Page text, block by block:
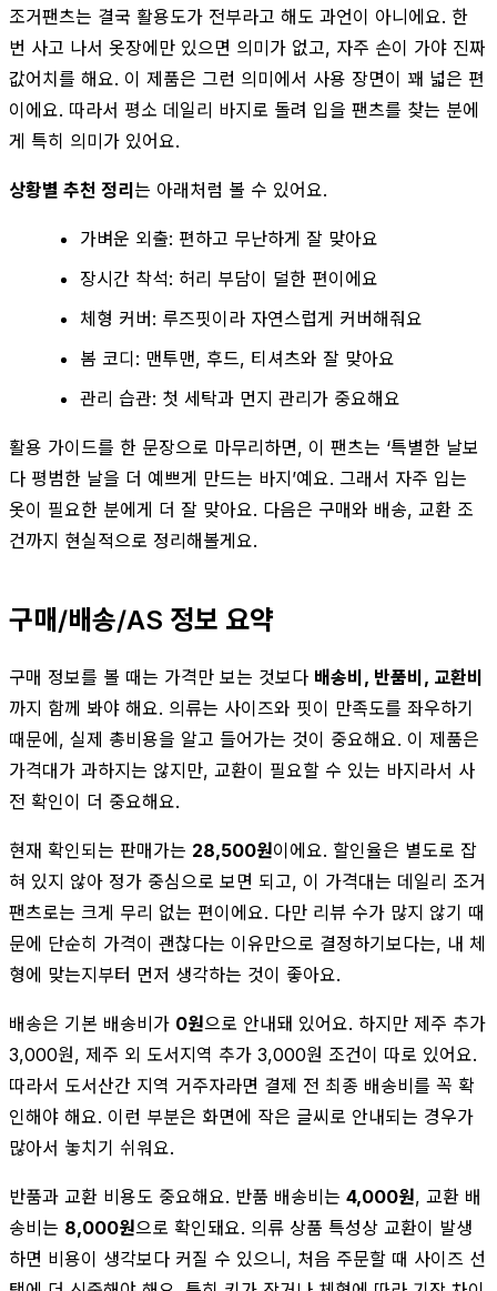
조거팬츠는 결국 활용도가 전부라고 해도 과언이 아니에요. 한
번 사고 나서 옷장에만 있으면 의미가 없고, 자주 손이 가야 진짜
값어치를 해요. 이 제품은 그런 의미에서 사용 장면이 꽤 넓은 편
이에요. 따라서 평소 데일리 바지로 돌려 입을 팬츠를 찾는 분에
게 특히 의미가 있어요.
상황별 추천 정리는 아래처럼 볼 수 있어요.
가벼운 외출: 편하고 무난하게 잘 맞아요
장시간 착석: 허리 부담이 덜한 편이에요
체형 커버: 루즈핏이라 자연스럽게 커버해줘요
봄 코디: 맨투맨, 후드, 티셔츠와 잘 맞아요
관리 습관: 첫 세탁과 먼지 관리가 중요해요
활용 가이드를 한 문장으로 마무리하면, 이 팬츠는 ‘특별한 날보
다 평범한 날을 더 예쁘게 만드는 바지’예요. 그래서 자주 입는
옷이 필요한 분에게 더 잘 맞아요. 다음은 구매와 배송, 교환 조
건까지 현실적으로 정리해볼게요.
구매/배송/AS 정보 요약
구매 정보를 볼 때는 가격만 보는 것보다 배송비, 반품비, 교환비
까지 함께 봐야 해요. 의류는 사이즈와 핏이 만족도를 좌우하기
때문에, 실제 총비용을 알고 들어가는 것이 중요해요. 이 제품은
가격대가 과하지는 않지만, 교환이 필요할 수 있는 바지라서 사
전 확인이 더 중요해요.
현재 확인되는 판매가는 28,500원이에요. 할인율은 별도로 잡
혀 있지 않아 정가 중심으로 보면 되고, 이 가격대는 데일리 조거
팬츠로는 크게 무리 없는 편이에요. 다만 리뷰 수가 많지 않기 때
문에 단순히 가격이 괜찮다는 이유만으로 결정하기보다는, 내 체
형에 맞는지부터 먼저 생각하는 것이 좋아요.
배송은 기본 배송비가 0원으로 안내돼 있어요. 하지만 제주 추가
3,000원, 제주 외 도서지역 추가 3,000원 조건이 따로 있어요.
따라서 도서산간 지역 거주자라면 결제 전 최종 배송비를 꼭 확
인해야 해요. 이런 부분은 화면에 작은 글씨로 안내되는 경우가
많아서 놓치기 쉬워요.
반품과 교환 비용도 중요해요. 반품 배송비는 4,000원, 교환 배
송비는 8,000원으로 확인돼요. 의류 상품 특성상 교환이 발생
하면 비용이 생각보다 커질 수 있으니, 처음 주문할 때 사이즈 선